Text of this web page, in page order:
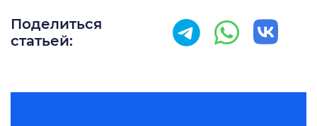
Поделиться
статьей: